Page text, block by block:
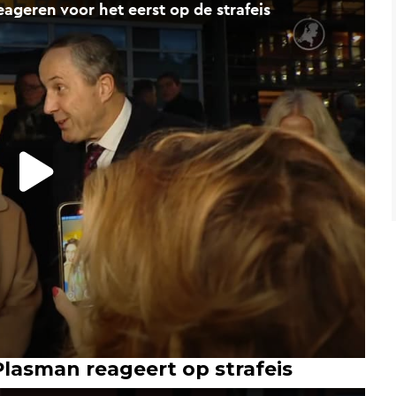
reageert op strafeis